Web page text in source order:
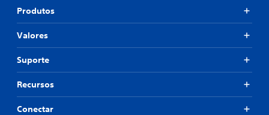
Produtos
Valores
Suporte
Recursos
Conectar